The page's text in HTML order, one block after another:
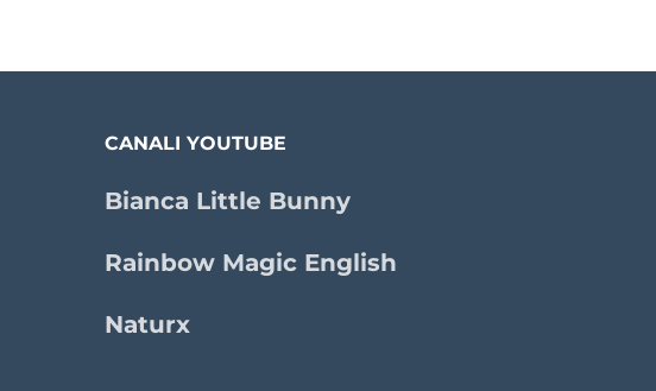
CANALI YOUTUBE
Bianca Little Bunny
Rainbow Magic English
Naturx